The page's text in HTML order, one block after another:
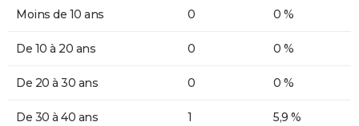
Moins de 10 ans 0 0 %
De 10 à 20 ans 0 0 %
De 20 à 30 ans 0 0 %
De 30 à 40 ans 1 5,9 %